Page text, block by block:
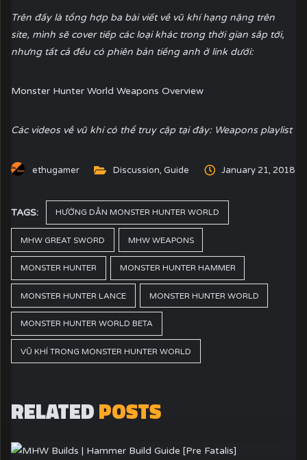
Trên đấy là tổng hợp ba bài viết về vũ khí hạng nặng trên
site, mình sẽ cover tiếp các loại khác trong thời gian sắp tới,
nhưng tất cả đều có phiên bản tiếng anh ở link dưới:
Monster Hunter World Weapons Overview
Các videos về vũ khí có thể truy cập tại đây: Weapons playlist
ethugamer Discussion,Guide January 21, 2018
TAGS: HƯỚNG DẪN MONSTER HUNTER WORLD
MHW GREAT SWORD MHW WEAPONS
MONSTER HUNTER MONSTER HUNTER HAMMER
MONSTER HUNTER LANCE MONSTER HUNTER WORLD
MONSTER HUNTER WORLD BETA
VŨ KHÍ TRONG MONSTER HUNTER WORLD
RELATEDPOSTS